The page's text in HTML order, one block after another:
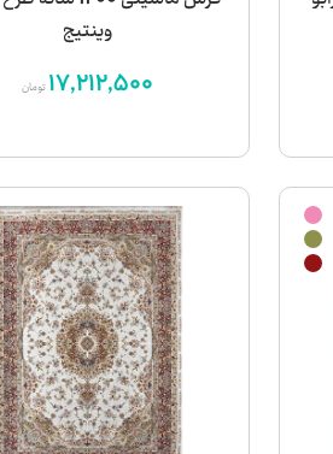
وینتیج
17,212,500 تومان